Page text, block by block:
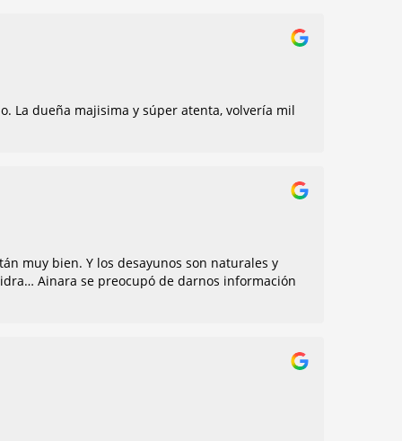
La dueña majisima y súper atenta, volvería mil
muy bien. Y los desayunos son naturales y
Ainara se preocupó de darnos información